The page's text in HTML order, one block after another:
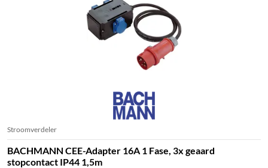
Stroomverdeler
BACHMANN CEE-Adapter 16A 1 Fase, 3x geaard
stopcontact IP44 1,5m